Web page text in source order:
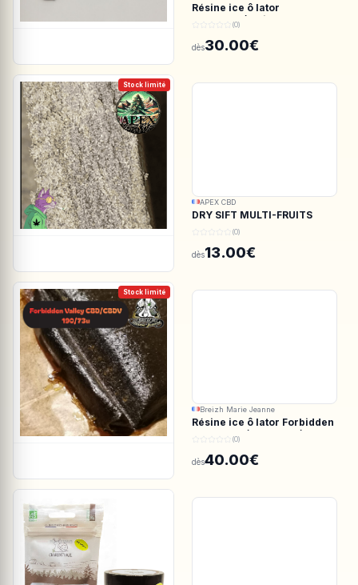
Résine ice ô lator
ACDC.CBD/White CBG
(0)
dès30.00€
Stock limité
APEX CBD
DRY SIFT MULTI-FRUITS
150u CBD - APEX CBD
(0)
dès13.00€
Stock limité
Breizh Marie Jeanne
Résine ice ô lator Forbidden
valley CBD/CBDV 190/73u
(0)
dès40.00€